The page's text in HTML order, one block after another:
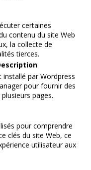
certaines
contenu du site Web
la collecte de
tierces.
installé par Wordpress
pour fournir des
pages.
pour comprendre
clés du site Web, ce
utilisateur aux